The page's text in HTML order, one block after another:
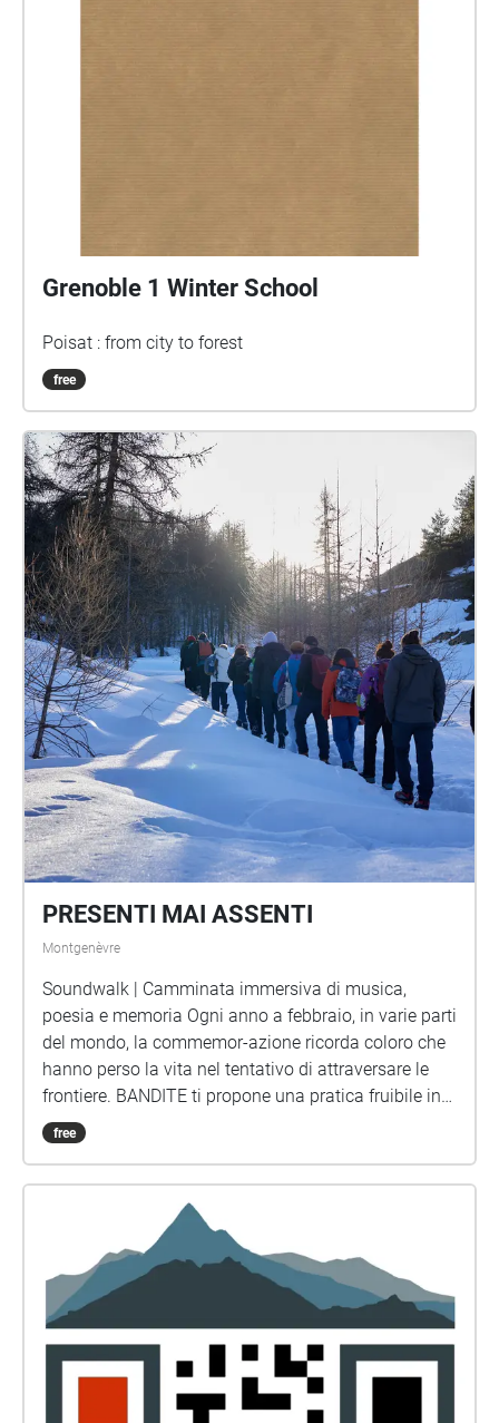
Grenoble 1 Winter School
Poisat : from city to forest
free
PRESENTI MAI ASSENTI
Montgenèvre
Soundwalk | Camminata immersiva di musica,
poesia e memoria Ogni anno a febbraio, in varie parti
del mondo, la commemor-azione ricorda coloro che
hanno perso la vita nel tentativo di attraversare le
frontiere. BANDITE ti propone una pratica fruibile in
qualsiasi momento, anche collettivamente, il cui
invito è quello di mettersi in una dimensione di
immersiva in cui suoni, canti e poesia
accompagneranno i tuoi passi lungo le montagne
che sono tappa di rotte migratorie complesse e
pericolose, percorse da migliaia di persone.
Installazione sonora e field recordings BANDITE |
Sound editor Giuseppe Giordano, Jacopo Salvatore |
Canti Marjan Vahdat, Selda Özturk | Poesie Rahma
Nur - da Il grido e il sussurro, Capovolte editrice | In
collaborazione con SENTIERI SOLIDALI, ON
free